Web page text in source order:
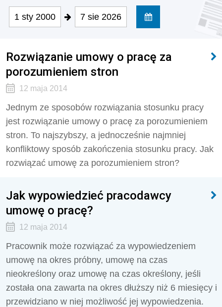
1 sty 2000 7 sie 2026
Rozwiązanie umowy o pracę za
porozumieniem stron
12 maja 2014
Jednym ze sposobów rozwiązania stosunku pracy
jest rozwiązanie umowy o pracę za porozumieniem
stron. To najszybszy, a jednocześnie najmniej
konfliktowy sposób zakończenia stosunku pracy. Jak
rozwiązać umowę za porozumieniem stron?
Jak wypowiedzieć pracodawcy
umowę o pracę?
12 maja 2014
Pracownik może rozwiązać za wypowiedzeniem
umowę na okres próbny, umowę na czas
nieokreślony oraz umowę na czas określony, jeśli
została ona zawarta na okres dłuższy niż 6 miesięcy i
przewidziano w niej możliwość jej wypowiedzenia.